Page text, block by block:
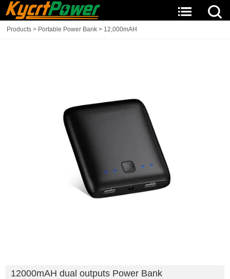
Products > Portable Power Bank > 12,000mAH
12000mAH dual outputs Power Bank